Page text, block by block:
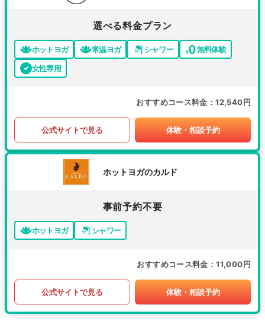
選べる料金プラン
ホットヨガ 常温ヨガ シャワー
無料体験
女性専用
おすすめコース料金 12,540円
公式サイトで見る 体験・相談予約
ホットヨガのカルド
事前予約不要
ホットヨガ シャワー
おすすめコース料金 11,000円
公式サイトで見る 体験・相談予約